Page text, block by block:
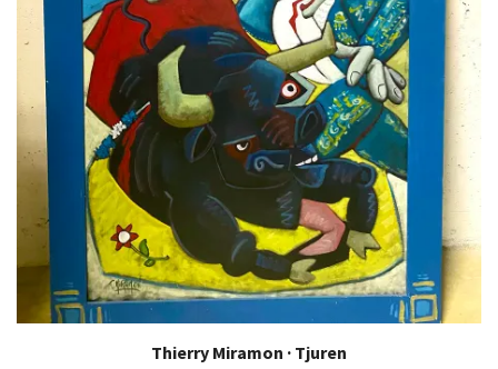
Thierry Miramon · Tjuren